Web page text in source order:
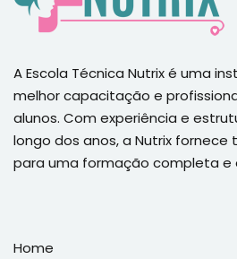
A Escola Técnica Nutrix é uma
melhor capacitação e
alunos. Com experiência e
longo dos anos, a Nutrix fornece
para uma formação completa e
Home